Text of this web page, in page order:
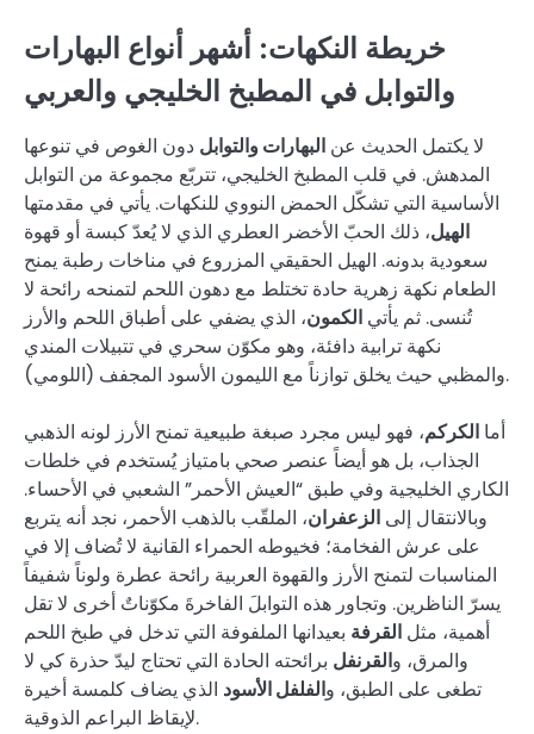
خريطة النكهات: أشهر أنواع البهارات
والتوابل في المطبخ الخليجي والعربي
لا يكتمل الحديث عن البهارات والتوابل دون الغوص في تنوعها
المدهش. في قلب المطبخ الخليجي، تتربّع مجموعة من التوابل
الأساسية التي تشكّل الحمض النووي للنكهات. يأتي في مقدمتها
الهيل، ذلك الحبّ الأخضر العطري الذي لا يُعدّ كبسة أو قهوة
سعودية بدونه. الهيل الحقيقي المزروع في مناخات رطبة يمنح
الطعام نكهة زهرية حادة تختلط مع دهون اللحم لتمنحه رائحة لا
تُنسى. ثم يأتي الكمون، الذي يضفي على أطباق اللحم والأرز
نكهة ترابية دافئة، وهو مكوّن سحري في تتبيلات المندي
والمظبي حيث يخلق توازناً مع الليمون الأسود المجفف (اللومي).
أما الكركم، فهو ليس مجرد صبغة طبيعية تمنح الأرز لونه الذهبي
الجذاب، بل هو أيضاً عنصر صحي بامتياز يُستخدم في خلطات
الكاري الخليجية وفي طبق “العيش الأحمر” الشعبي في الأحساء.
وبالانتقال إلى الزعفران، الملقّب بالذهب الأحمر، نجد أنه يتربع
على عرش الفخامة؛ فخيوطه الحمراء القانية لا تُضاف إلا في
المناسبات لتمنح الأرز والقهوة العربية رائحة عطرة ولوناً شفيفاً
يسرّ الناظرين. وتجاور هذه التوابلَ الفاخرةَ مكوّناتٌ أخرى لا تقل
أهمية، مثل القرفة بعيدانها الملفوفة التي تدخل في طبخ اللحم
والمرق، والقرنفل برائحته الحادة التي تحتاج ليدّ حذرة كي لا
تطغى على الطبق، والفلفل الأسود الذي يضاف كلمسة أخيرة
لإيقاظ البراعم الذوقية.